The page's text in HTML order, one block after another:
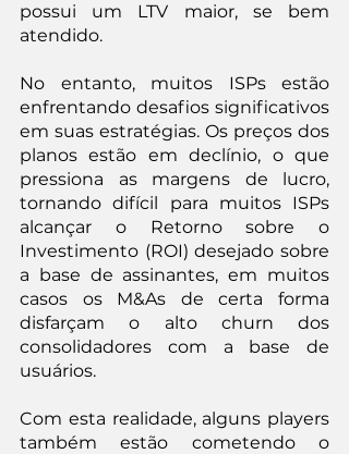
possui um LTV maior, se bem
atendido.
No entanto, muitos ISPs estão
enfrentando desafios significativos
em suas estratégias. Os preços dos
planos estão em declínio, o que
pressiona as margens de lucro,
tornando difícil para muitos ISPs
alcançar o Retorno sobre o
Investimento (ROI) desejado sobre
a base de assinantes, em muitos
casos os M&As de certa forma
disfarçam o alto churn dos
consolidadores com a base de
usuários.
Com esta realidade, alguns players
também estão cometendo o